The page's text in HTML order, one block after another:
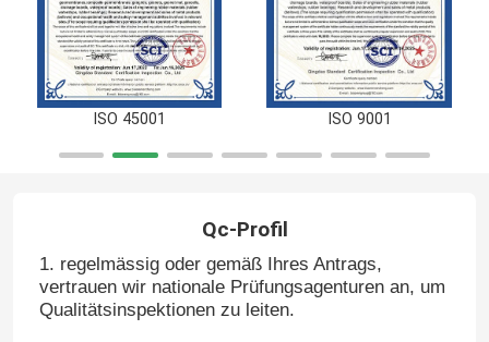
ISO 45001 ISO 9001
Qc-Profil
1. regelmässig oder gemäß Ihres Antrags,
vertrauen wir nationale Prüfungsagenturen an, um
Qualitätsinspektionen zu leiten.